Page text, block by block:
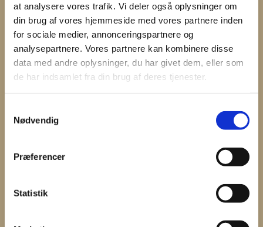
at analysere vores trafik. Vi deler også oplysninger om
din brug af vores hjemmeside med vores partnere inden
for sociale medier, annonceringspartnere og
analysepartnere. Vores partnere kan kombinere disse
data med andre oplysninger, du har givet dem, eller som
de har indsamlet fra din brug af deres tjenester.
Nødvendig
Præferencer
Statistik
Du vil måske også kunne